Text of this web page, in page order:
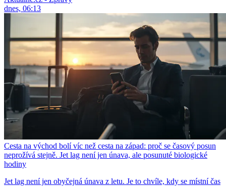
dnes, 06:13
Cesta na východ bolí víc než cesta na západ: proč se časový posun
neprožívá stejně. Jet lag není jen únava, ale posunuté biologické
hodiny
Jet lag není jen obyčejná únava z letu. Je to chvíle, kdy se místní čas